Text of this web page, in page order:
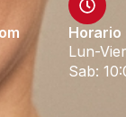
Horario
Lun-
Sab: